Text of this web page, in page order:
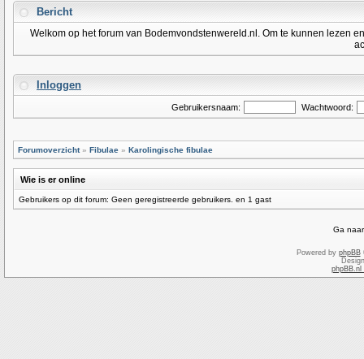
Bericht
Welkom op het forum van Bodemvondstenwereld.nl. Om te kunnen lezen
Inloggen
Gebruikersnaam: Wachtwoord:
Forumoverzicht» Fibulae » Karolingische fibulae
Wie is er online
Gebruikers op dit forum: Geen geregistreerde gebruikers. en 1 gast
Ga
Powered by phpBB
phpBB.nl